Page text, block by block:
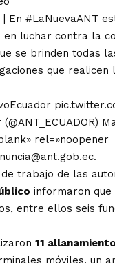
| En #LaNuevaANT
en luchar contra la
se brinden todas
que realicen
rel=»noopener
.
trabajo de las
informaron que
entre ellos seis
11
móviles, un